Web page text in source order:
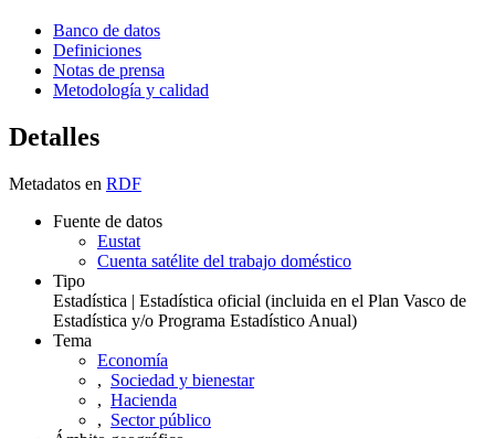
Banco de datos
Definiciones
Notas de prensa
Metodología y calidad
Detalles
Metadatos en RDF
Fuente de datos
Eustat
Cuenta satélite del trabajo doméstico
Tipo
Estadística | Estadística oficial (incluida en el Plan Vasco de
Estadística y/o Programa Estadístico Anual)
Tema
Economía
, Sociedad y bienestar
, Hacienda
, Sector público